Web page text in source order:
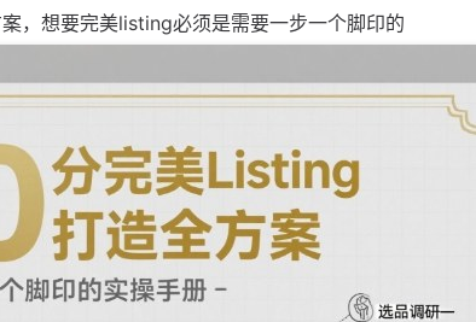
，想要完美listing必须是需要一步一个脚印的